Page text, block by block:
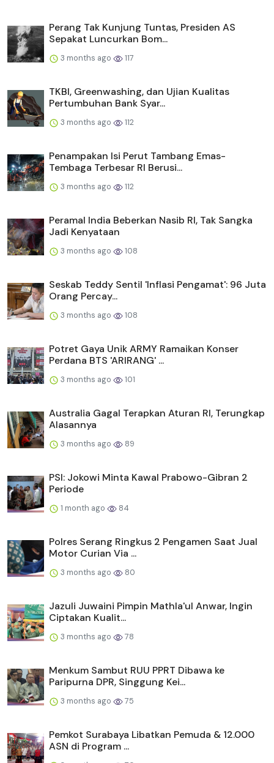
Perang Tak Kunjung Tuntas, Presiden AS
Sepakat Luncurkan Bom...
3 months ago 117
TKBI, Greenwashing, dan Ujian Kualitas
Pertumbuhan Bank Syar...
3 months ago 112
Penampakan Isi Perut Tambang Emas-
Tembaga Terbesar RI Berusi...
3 months ago 112
Peramal India Beberkan Nasib RI, Tak Sangka
Jadi Kenyataan
3 months ago 108
Seskab Teddy Sentil 'Inflasi Pengamat': 96 Juta
Orang Percay...
3 months ago 108
Potret Gaya Unik ARMY Ramaikan Konser
Perdana BTS 'ARIRANG' ...
3 months ago 101
Australia Gagal Terapkan Aturan RI, Terungkap
Alasannya
3 months ago 89
PSI: Jokowi Minta Kawal Prabowo-Gibran 2
Periode
1 month ago 84
Polres Serang Ringkus 2 Pengamen Saat Jual
Motor Curian Via ...
3 months ago 80
Jazuli Juwaini Pimpin Mathla'ul Anwar, Ingin
Ciptakan Kualit...
3 months ago 78
Menkum Sambut RUU PPRT Dibawa ke
Paripurna DPR, Singgung Kei...
3 months ago 75
Pemkot Surabaya Libatkan Pemuda & 12.000
ASN di Program ...